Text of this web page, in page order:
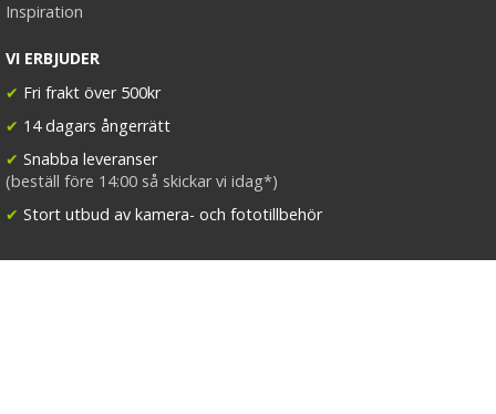
Inspiration
VI ERBJUDER
✔ Fri frakt över 500kr
✔ 14 dagars ångerrätt
✔ Snabba leveranser
(beställ före 14:00 så skickar vi idag*)
✔ Stort utbud av kamera- och fototillbehör